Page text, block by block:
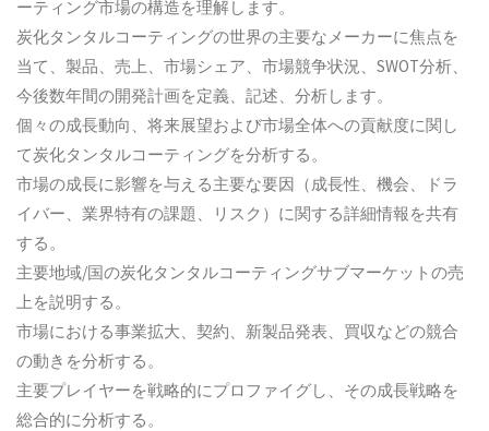
ーティング市場の構造を理解します。
炭化タンタルコーティングの世界の主要なメーカーに焦点を
当て、製品、売上、市場シェア、市場競争状況、SWOT分析、
今後数年間の開発計画を定義、記述、分析します。
個々の成長動向、将来展望および市場全体への貢献度に関し
て炭化タンタルコーティングを分析する。
市場の成長に影響を与える主要な要因（成長性、機会、ドラ
イバー、業界特有の課題、リスク）に関する詳細情報を共有
する。
主要地域/国の炭化タンタルコーティングサブマーケットの売
上を説明する。
市場における事業拡大、契約、新製品発表、買収などの競合
の動きを分析する。
主要プレイヤーを戦略的にプロファイグし、その成長戦略を
総合的に分析する。